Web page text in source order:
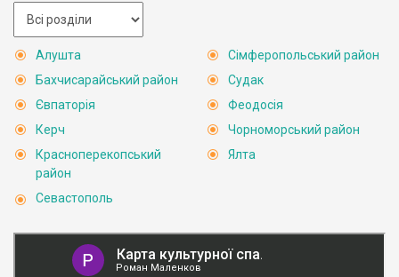
Алушта
Бахчисарайський район
Євпаторія
Керч
Красноперекопський
район
Севастополь
Сімферопольський район
Судак
Феодосія
Чорноморський район
Ялта